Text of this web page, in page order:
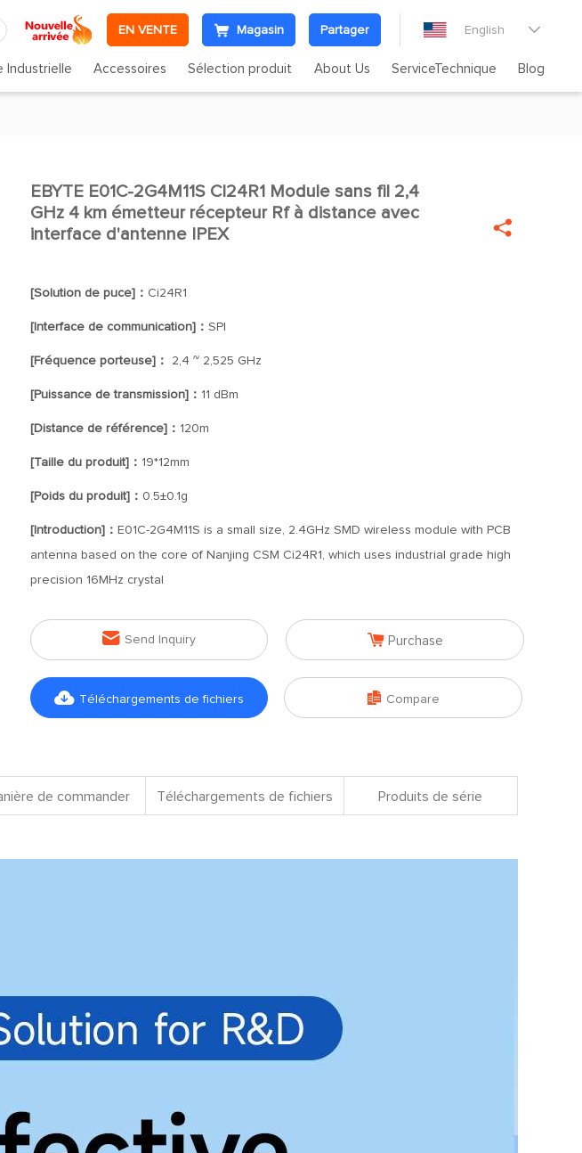
EN VENTE Magasin Partager English 
Industrielle Accessoires Sélection produit About Us ServiceTechnique Blog

EBYTE E01C-2G4M11S CI24R1 Module sans fil 2,4
GHz 4 km émetteur récepteur Rf à distance avec
interface d'antenne IPEX

[Solution de puce]： Ci24R1
[Interface de communication]： SPI
[Fréquence porteuse]： 2,4 ~ 2,525 GHz
[Puissance de transmission]： 11 dBm
[Distance de référence]： 120m
[Taille du produit]： 19*12mm
[Poids du produit]： 0.5±0.1g
[Introduction]： E01C-2G4M11S is a small size, 2.4GHz SMD wireless module with PCB
antenna based on the core of Nanjing CSM Ci24R1, which uses industrial grade high
precision 16MHz crystal
 Send Inquiry  Purchase
 Téléchargements de fichiers  Compare
de commander Téléchargements de fichiers Produits de série